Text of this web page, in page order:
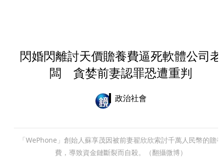
閃婚閃離討天價贍養費逼死軟體公司老
闆 貪婪前妻認罪恐遭重判
政治社會
「WePhone」創始人蘇享茂因被前妻翟欣欣索討千萬人民幣的贍
費，導致資金鏈斷裂而自殺。（翻攝微博）